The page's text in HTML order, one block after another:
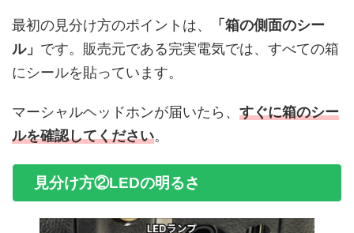
最初の見分け方のポイントは、
「箱の側面のシー
ル」 です。販売元である完実電気では、すべての箱
にシールを貼っています。
マーシャルヘッドホンが届いたら、 すぐに箱のシー
ルを確認してください。
見分け方②LEDの明るさ